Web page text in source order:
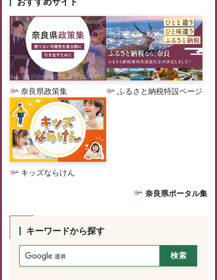
おすすめサイト
奈良県政策集 ふるさと納税特設ページ
キッズならけん
奈良県ポータル集
キーワードから探す